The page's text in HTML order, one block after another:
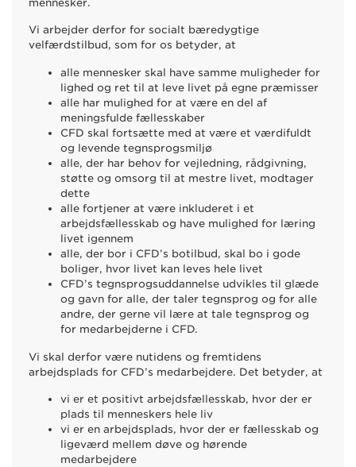
mennesker.
Vi arbejder derfor for socialt bæredygtige
velfærdstilbud, som for os betyder, at
alle mennesker skal have samme muligheder for
lighed og ret til at leve livet på egne præmisser
alle har mulighed for at være en del af
meningsfulde fællesskaber
CFD skal fortsætte med at være et værdifuldt
og levende tegnsprogsmiljø
alle, der har behov for vejledning, rådgivning,
støtte og omsorg til at mestre livet, modtager
dette
alle fortjener at være inkluderet i et
arbejdsfællesskab og have mulighed for læring
livet igennem
alle, der bor i CFD’s botilbud, skal bo i gode
boliger, hvor livet kan leves hele livet
CFD’s tegnsprogsuddannelse udvikles til glæde
og gavn for alle, der taler tegnsprog og for alle
andre, der gerne vil lære at tale tegnsprog og
for medarbejderne i CFD.
Vi skal derfor være nutidens og fremtidens
arbejdsplads for CFD’s medarbejdere. Det betyder, at
vi er et positivt arbejdsfællesskab, hvor der er
plads til menneskers hele liv
vi er en arbejdsplads, hvor der er fællesskab og
ligeværd mellem døve og hørende
medarbejdere